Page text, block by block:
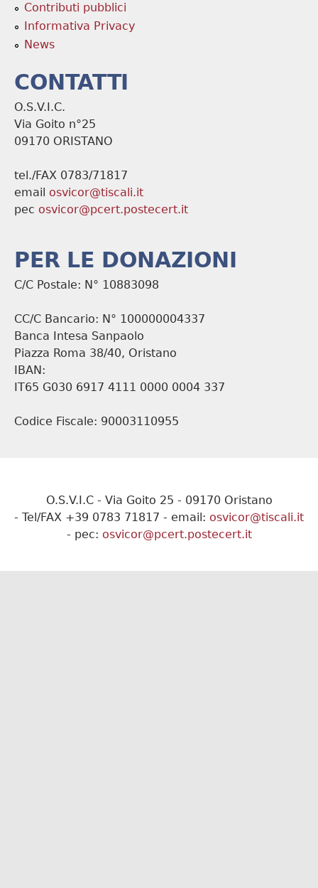
Contributi pubblici
Informativa Privacy
News
CONTATTI
O.S.V.I.C.
Via Goito n°25
09170 ORISTANO
tel./FAX 0783/71817
email osvicor@tiscali.it
pec osvicor@pcert.postecert.it
PER LE DONAZIONI
C/C Postale: N° 10883098
CC/C Bancario: N° 100000004337
Banca Intesa Sanpaolo
Piazza Roma 38/40, Oristano
IBAN:
IT65 G030 6917 4111 0000 0004 337
Codice Fiscale: 90003110955
O.S.V.I.C - Via Goito 25 - 09170 Oristano
- Tel/FAX +39 0783 71817 - email: osvicor@tiscali.it
- pec: osvicor@pcert.postecert.it